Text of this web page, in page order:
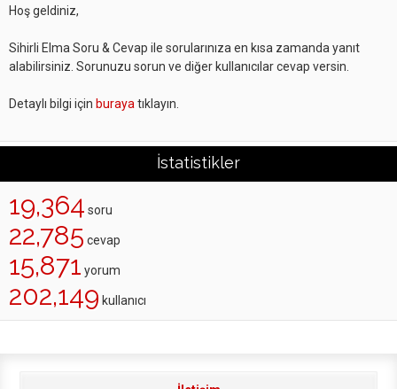
Hoş geldiniz,
Sihirli Elma Soru & Cevap ile sorularınıza en kısa zamanda yanıt
alabilirsiniz. Sorunuzu sorun ve diğer kullanıcılar cevap versin.
Detaylı bilgi için buraya tıklayın.
İstatistikler
19,364 soru
22,785 cevap
15,871 yorum
202,149 kullanıcı